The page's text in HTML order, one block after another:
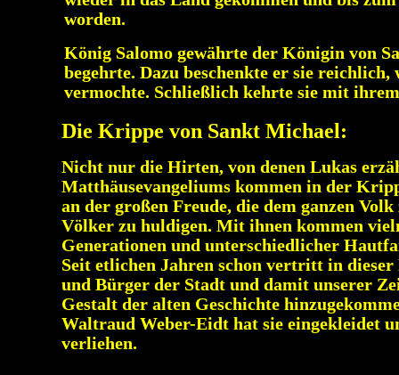
worden.
König Salomo gewährte der Königin von
begehrte. Dazu beschenkte er sie
vermochte. Schließlich kehrte sie mit
Die Krippe von Sankt Michael:
Nicht nur die Hirten, von denen Lukas
Matthäusevangeliums kommen in der
an der großen Freude, die dem ganzen
Völker zu huldigen. Mit ihnen kommen
Generationen und unterschiedlicher
Seit etlichen Jahren schon vertritt in
und Bürger der Stadt und damit unserer
Gestalt der alten Geschichte
Waltraud Weber-Eidt hat sie eingekleidet
verliehen.